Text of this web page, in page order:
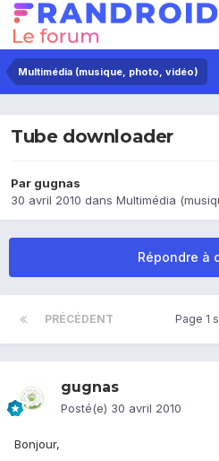
Multimédia (musique, photo, vidéo)
Tube downloader
Par gugnas
30 avril 2010 dans Multimédia
Répondre à
PRÉCÉDENT Page 1
gugnas
Posté(e) 30 avril 2010
Bonjour,